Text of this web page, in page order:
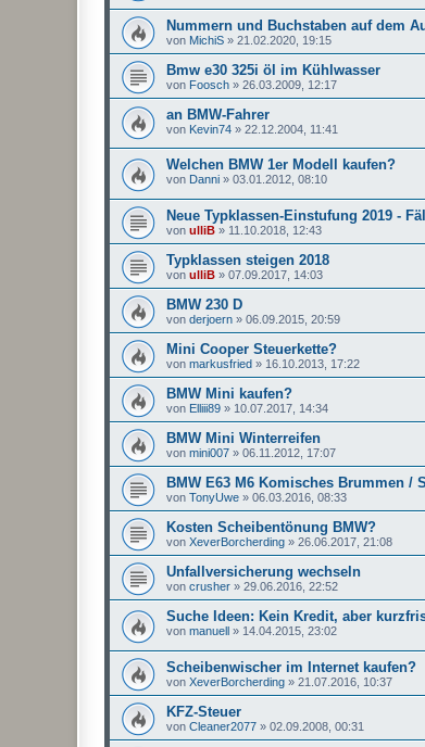
Nummern und Buchstaben auf dem
von MichiS » 21.02.2020, 19:15
Bmw e30 325i öl im Kühlwasser
von Foosch » 26.03.2009, 12:17
an BMW-Fahrer
von Kevin74 » 22.12.2004, 11:41
Welchen BMW 1er Modell kaufen?
von Danni » 03.01.2012, 08:10
Neue Typklassen-Einstufung 2019 -
von ulliB » 11.10.2018, 12:43
Typklassen steigen 2018
von ulliB » 07.09.2017, 14:03
BMW 230 D
von derjoern » 06.09.2015, 20:59
Mini Cooper Steuerkette?
von markusfried » 16.10.2013, 17:22
BMW Mini kaufen?
von Elliii89 » 10.07.2017, 14:34
BMW Mini Winterreifen
von mini007 » 06.11.2012, 17:07
BMW E63 M6 Komisches Brummen /
von TonyUwe » 06.03.2016, 08:33
Kosten Scheibentönung BMW?
von XeverBorcherding » 26.06.2017, 21:08
Unfallversicherung wechseln
von crusher » 29.06.2016, 22:52
Suche Ideen: Kein Kredit, aber
von manuell » 14.04.2015, 23:02
Scheibenwischer im Internet kaufen?
von XeverBorcherding » 21.07.2016, 10:37
KFZ-Steuer
von Cleaner2077 » 02.09.2008, 00:31